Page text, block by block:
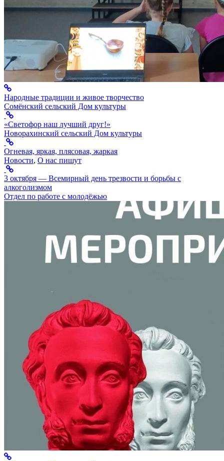
Народные традиции и живое творчество
Сомёнский сельский Дом культуры
«Светофор наш лучший друг!»
Новорахинский сельский Дом культуры
Огневая, яркая, плясовая, жаркая
Новости, О нас пишут
3 октября — Всемирный день трезвости и борьбы с
алкоголизмом
Отдел по работе с молодёжью